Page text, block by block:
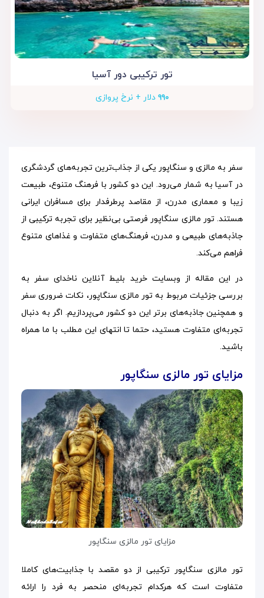
تور ترکیبی دور آسیا
۹۹۰ دلار + نرخ پروازی
سفر به مالزی و سنگاپور یکی از جذاب‌ترین تجربه‌های گردشگری
در آسیا به شمار می‌رود. این دو کشور با فرهنگ متنوع، طبیعت
زیبا و معماری مدرن، از مقاصد پرطرفدار برای مسافران ایرانی
هستند. تور مالزی سنگاپور فرصتی بی‌نظیر برای تجربه ترکیبی از
جاذبه‌های طبیعی و مدرن، فرهنگ‌های متفاوت و غذاهای متنوع
فراهم می‌کند.
در این مقاله از وبسایت خرید بلیط آنلاین ناخدای سفر به
بررسی جزئیات مربوط به تور مالزی سنگاپور، نکات ضروری سفر
و همچنین جاذبه‌های برتر این دو کشور می‌پردازیم. اگر به دنبال
تجربه‌ای متفاوت هستید، حتما تا انتهای این مطلب با ما همراه
باشید.
مزایای تور مالزی سنگاپور
مزایای تور مالزی سنگاپور
تور مالزی سنگاپور ترکیبی از دو مقصد با جذابیت‌های کاملا
متفاوت است که هرکدام تجربه‌ای منحصر به فرد را ارائه